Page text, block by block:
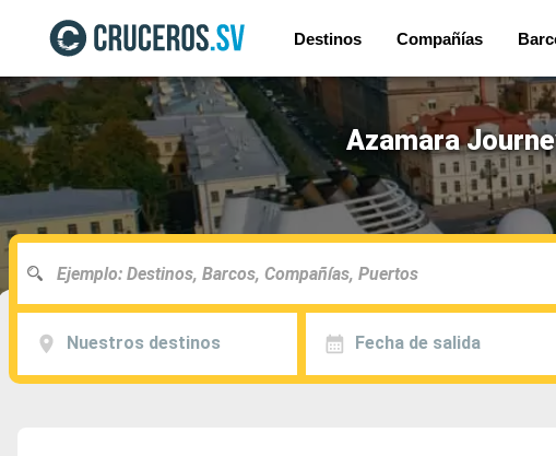
Destinos Compañías
Azamara
Nuestros destinos Fecha de salida